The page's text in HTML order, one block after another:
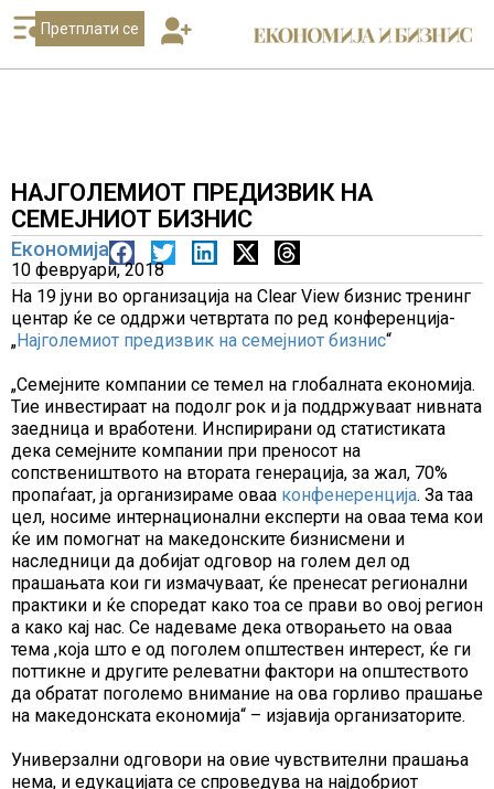
Претплати се
НАЈГОЛЕМИОТ ПРЕДИЗВИК НА
СЕМЕЈНИОТ БИЗНИС
Економија
10 февруари, 2018
На 19 јуни во организација на Clear View бизнис тренинг
центар ќе се оддржи четвртата по ред конференција-
„Најголемиот предизвик на семејниот бизнис“
„Семејните компании се темел на глобалната економија.
Тие инвестираат на подолг рок и ја поддржуваат нивната
заедница и вработени. Инспирирани од статистиката
дека семејните компании при преносот на
сопствеништвото на вторaта генерација, за жал, 70%
пропаѓаат, ја организираме оваа конфенеренција. За таа
цел, носиме интернационални експерти на оваа тема кои
ќе им помогнат на македонските бизнисмени и
наследници да добијат одговор на голем дел од
прашањата кои ги измачуваат, ќе пренесат регионални
практики и ќе споредат како тоа се прави во овој регион
а како кај нас. Се надеваме дека отворањето на оваа
тема ,која што е од поголем општествен интерест, ќе ги
поттикне и другите релеватни фактори на општеството
да обратат поголемо внимание на ова горливо прашање
на македонската економија“ – изјавија организаторите.
Универзални одговори на овие чувствителни прашања
нема, и едукацијата се спроведува на најдобриот